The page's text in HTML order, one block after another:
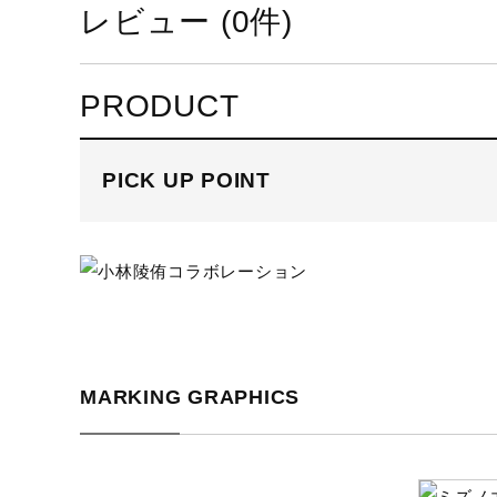
レビュー (0件)
PRODUCT
PICK UP POINT
MARKING GRAPHICS